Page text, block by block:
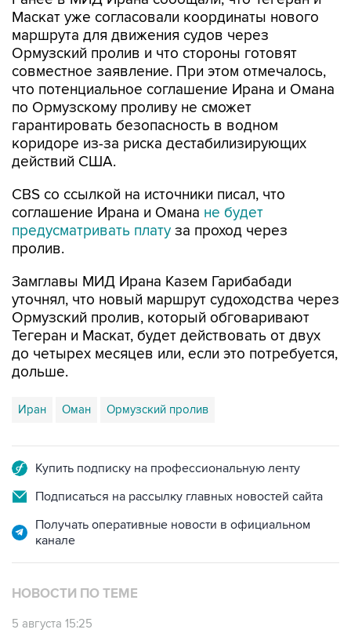
Маскат уже согласовали координаты нового
маршрута для движения судов через
Ормузский пролив и что стороны готовят
совместное заявление. При этом отмечалось,
что потенциальное соглашение Ирана и Омана
по Ормузскому проливу не сможет
гарантировать безопасность в водном
коридоре из-за риска дестабилизирующих
действий США.
CBS со ссылкой на источники писал, что
соглашение Ирана и Омана не будет
предусматривать плату за проход через
пролив.
Замглавы МИД Ирана Казем Гарибабади
уточнял, что новый маршрут судоходства через
Ормузский пролив, который обговаривают
Тегеран и Маскат, будет действовать от двух
до четырех месяцев или, если это потребуется,
дольше.
Иран Оман Ормузский пролив
Купить подписку на профессиональную ленту
Подписаться на рассылку главных новостей сайта
Получать оперативные новости в официальном
канале
НОВОСТИ ПО ТЕМЕ
5 августа 15:25